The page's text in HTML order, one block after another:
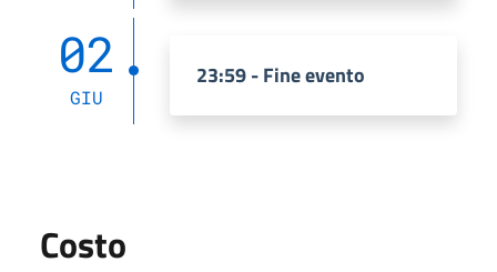
02
GIU
23:59 - Fine evento
Costo